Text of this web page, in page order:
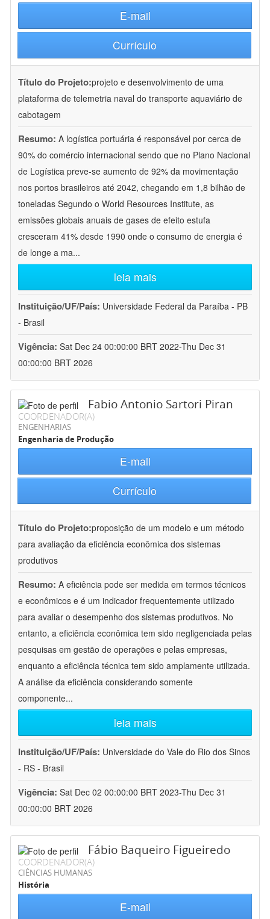
E-mail
Currículo
Título do Projeto:projeto e desenvolvimento de uma
plataforma de telemetria naval do transporte aquaviário de
cabotagem
Resumo: A logística portuária é responsável por cerca de
90% do comércio internacional sendo que no Plano Nacional
de Logística preve-se aumento de 92% da movimentação
nos portos brasileiros até 2042, chegando em 1,8 bilhão de
toneladas Segundo o World Resources Institute, as
emissões globais anuais de gases de efeito estufa
cresceram 41% desde 1990 onde o consumo de energia é
de longe a ma...
leia mais
Instituição/UF/País: Universidade Federal da Paraíba - PB
- Brasil
Vigência: Sat Dec 24 00:00:00 BRT 2022-Thu Dec 31
00:00:00 BRT 2026
Fabio Antonio Sartori Piran
COORDENADOR(A)
ENGENHARIAS
Engenharia de Produção
E-mail
Currículo
Título do Projeto:proposição de um modelo e um método
para avaliação da eficiência econômica dos sistemas
produtivos
Resumo: A eficiência pode ser medida em termos técnicos
e econômicos e é um indicador frequentemente utilizado
para avaliar o desempenho dos sistemas produtivos. No
entanto, a eficiência econômica tem sido negligenciada pelas
pesquisas em gestão de operações e pelas empresas,
enquanto a eficiência técnica tem sido amplamente utilizada.
A análise da eficiência considerando somente
componente...
leia mais
Instituição/UF/País: Universidade do Vale do Rio dos Sinos
- RS - Brasil
Vigência: Sat Dec 02 00:00:00 BRT 2023-Thu Dec 31
00:00:00 BRT 2026
Fábio Baqueiro Figueiredo
COORDENADOR(A)
CIÊNCIAS HUMANAS
História
E-mail